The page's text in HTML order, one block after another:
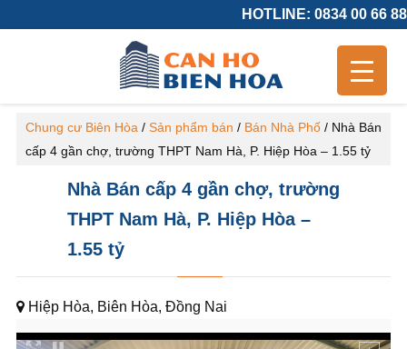
HOTLINE: 0834 00 66 88
Chung cư Biên Hòa / Sản phẩm bán / Bán Nhà Phố/ Nhà Bán
cấp 4 gần chợ, trường THPT Nam Hà, P. Hiệp Hòa – 1.55 tỷ
Nhà Bán cấp 4 gần chợ, trường
THPT Nam Hà, P. Hiệp Hòa –
1.55 tỷ
Hiệp Hòa, Biên Hòa, Đồng Nai